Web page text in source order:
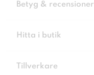
Betyg & recensioner
Hitta i butik
Tillverkare